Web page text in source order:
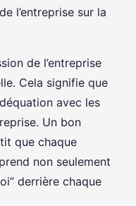
l’entreprise sur la
de l’entreprise
Cela signifie que
avec les
Un bon
que chaque
non seulement
derrière chaque